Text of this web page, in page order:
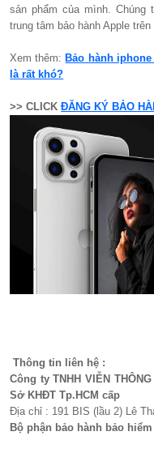
sản phẩm của mình. Chúng
trung tâm bảo hành Apple trên
Xem thêm: Bảo hành
là rất khó?
>> CLICKĐĂNG KÝ BẢO
Thông tin liên hệ :
Công ty TNHH VIỄN
Sở KHĐT Tp.HCM cấp
Địa chỉ : 191 BIS (lầu 2) Lê
Bộ phận bảo hành bảo